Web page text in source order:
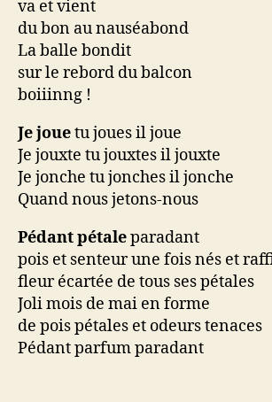
va et vient
du bon au nauséabond
La balle bondit
sur le rebord du balcon
boiiinng !
Je jouetu joues il joue
Je jouxte tu jouxtes il jouxte
Je jonche tu jonches il jonche
Quand nous jetons-nous
Pédant pétaleparadant
pois et senteur une fois nés et
fleur écartée de tous ses pétales
Joli mois de mai en forme
de pois pétales et odeurs tenaces
Pédant parfum paradant